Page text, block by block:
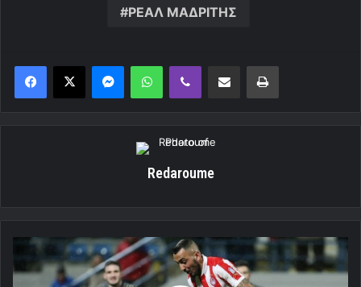
ΡΕΑΛ ΜΑΔΡΙΤΗΣ
MessengerWhatsAppViber Κοινοποίηση μέσω ηλεκτρονικού ταχυδρομείουΕκτύπωση
Redaroume
«Διπλό»
τίτλου
στην